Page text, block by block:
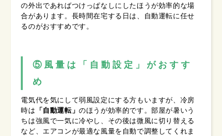
の外出であればつけっぱなしにしたほうが効率的な場
合があります。長時間在宅する日は、自動運転に任せ
るのがおすすめです。
⑤風量は「自動設定」がおすす
め
電気代を気にして弱風設定にする方もいますが、冷房
時は
「自動運転」のほうが効率的です。部屋が暑いう
ちは強風で一気に冷やし、その後は微風に切り替える
など、エアコンが最適な風量を自動で調整してくれま